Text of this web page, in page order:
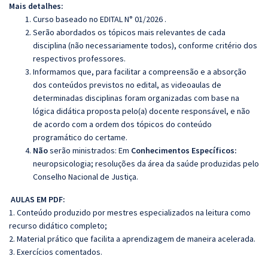
Mais detalhes:
Curso baseado no EDITAL N° 01/2026 .
Serão abordados os tópicos mais relevantes de cada
disciplina (não necessariamente todos), conforme critério dos
respectivos professores.
Informamos que, para facilitar a compreensão e a absorção
dos conteúdos previstos no edital, as videoaulas de
determinadas disciplinas foram organizadas com base na
lógica didática proposta pelo(a) docente responsável, e não
de acordo com a ordem dos tópicos do conteúdo
programático do certame.
Nãoserão ministrados: Em Conhecimentos Específicos:
neuropsicologia; resoluções da área da saúde produzidas pelo
Conselho Nacional de Justiça.
AULAS EM PDF:
1. Conteúdo produzido por mestres especializados na leitura como
recurso didático completo;
2. Material prático que facilita a aprendizagem de maneira acelerada.
3. Exercícios comentados.